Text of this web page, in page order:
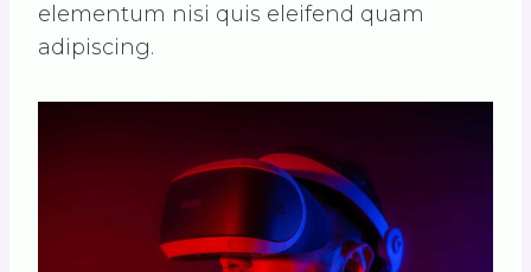
elementum nisi quis eleifend quam
adipiscing.